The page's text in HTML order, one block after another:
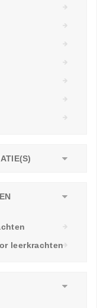
leerkrachten